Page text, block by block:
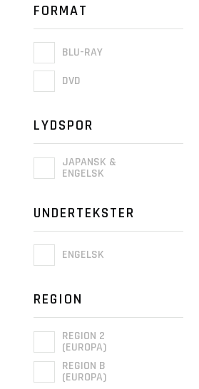
FORMAT
BLU-RAY
DVD
LYDSPOR
JAPANSK &
ENGELSK
UNDERTEKSTER
ENGELSK
REGION
REGION 2
(EUROPA)
REGION B
(EUROPA)